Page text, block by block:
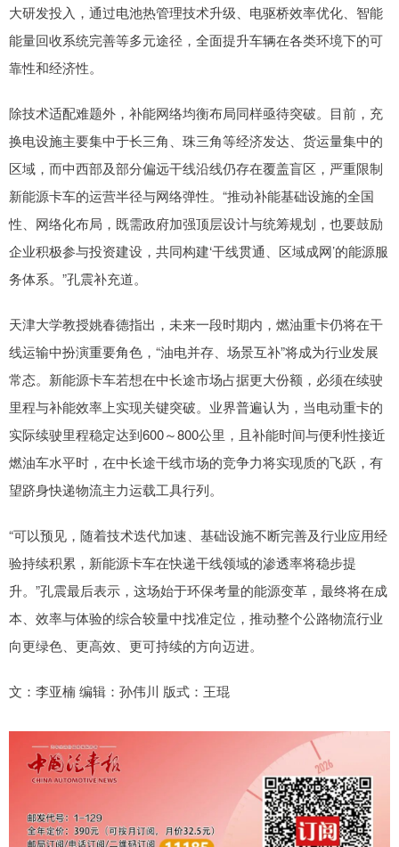
大研发投入，通过电池热管理技术升级、电驱桥效率优化、智能
能量回收系统完善等多元途径，全面提升车辆在各类环境下的可
靠性和经济性。
除技术适配难题外，补能网络均衡布局同样亟待突破。目前，充
换电设施主要集中于长三角、珠三角等经济发达、货运量集中的
区域，而中西部及部分偏远干线沿线仍存在覆盖盲区，严重限制
新能源卡车的运营半径与网络弹性。“推动补能基础设施的全国
性、网络化布局，既需政府加强顶层设计与统筹规划，也要鼓励
企业积极参与投资建设，共同构建‘干线贯通、区域成网’的能源服
务体系。”孔震补充道。
天津大学教授姚春德指出，未来一段时期内，燃油重卡仍将在干
线运输中扮演重要角色，“油电并存、场景互补”将成为行业发展
常态。新能源卡车若想在中长途市场占据更大份额，必须在续驶
里程与补能效率上实现关键突破。业界普遍认为，当电动重卡的
实际续驶里程稳定达到600～800公里，且补能时间与便利性接近
燃油车水平时，在中长途干线市场的竞争力将实现质的飞跃，有
望跻身快递物流主力运载工具行列。
“可以预见，随着技术迭代加速、基础设施不断完善及行业应用经
验持续积累，新能源卡车在快递干线领域的渗透率将稳步提
升。”孔震最后表示，这场始于环保考量的能源变革，最终将在成
本、效率与体验的综合较量中找准定位，推动整个公路物流行业
向更绿色、更高效、更可持续的方向迈进。
文：李亚楠 编辑：孙伟川 版式：王琨